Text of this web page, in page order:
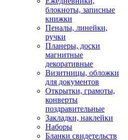
блокноты, записные
книжки
Пеналы, линейки,
ручки
Планеры, доски
магнитные
декоративные
Визитницы, обложки
для документов
Открытки, грамоты,
конверты
поздравительные
Закладки, наклейки
Наборы
Бланки свидетельств